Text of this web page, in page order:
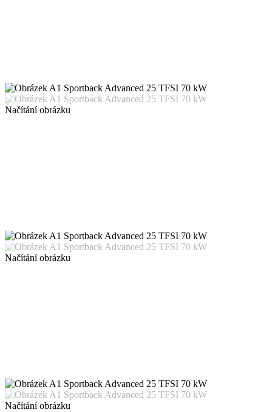
Načítání obrázku
Načítání obrázku
Načítání obrázku